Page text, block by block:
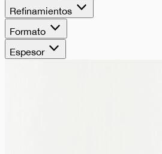
Refinamientos
Formato
Espesor